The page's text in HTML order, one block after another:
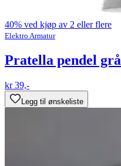
40% ved kjøp av 2 eller flere
Elektro Armatur
Pratella pendel grå
kr 39,-
Legg til ønskeliste